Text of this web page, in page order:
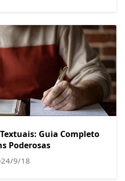
Guia Completo
Poderosas
9/18